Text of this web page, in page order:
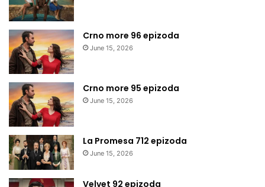
Crno more 96 epizoda
June 15, 2026
Crno more 95 epizoda
June 15, 2026
La Promesa 712 epizoda
June 15, 2026
Velvet 92 epizoda